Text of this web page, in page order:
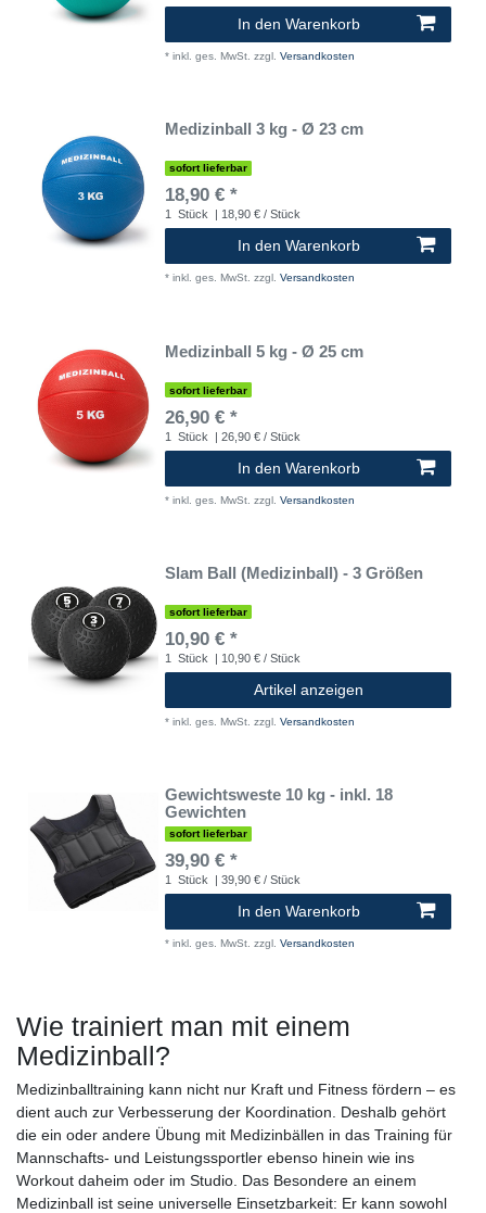
In den Warenkorb
* inkl. ges. MwSt. zzgl. Versandkosten
Medizinball 3 kg - Ø 23 cm
sofort lieferbar
18,90 € *
1 Stück | 18,90 € / Stück
In den Warenkorb
* inkl. ges. MwSt. zzgl. Versandkosten
Medizinball 5 kg - Ø 25 cm
sofort lieferbar
26,90 € *
1 Stück | 26,90 € / Stück
In den Warenkorb
* inkl. ges. MwSt. zzgl. Versandkosten
Slam Ball (Medizinball) - 3 Größen
sofort lieferbar
10,90 € *
1 Stück | 10,90 € / Stück
Artikel anzeigen
* inkl. ges. MwSt. zzgl. Versandkosten
Gewichtsweste 10 kg - inkl. 18
Gewichten
sofort lieferbar
39,90 € *
1 Stück | 39,90 € / Stück
In den Warenkorb
* inkl. ges. MwSt. zzgl. Versandkosten
Wie trainiert man mit einem
Medizinball?
Medizinballtraining kann nicht nur Kraft und Fitness fördern – es
dient auch zur Verbesserung der Koordination. Deshalb gehört
die ein oder andere Übung mit Medizinbällen in das Training für
Mannschafts- und Leistungssportler ebenso hinein wie ins
Workout daheim oder im Studio. Das Besondere an einem
Medizinball ist seine universelle Einsetzbarkeit: Er kann sowohl